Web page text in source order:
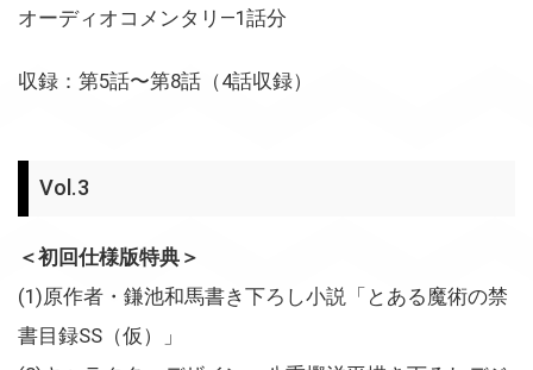
オーディオコメンタリ—1話分
収録：第5話〜第8話（4話収録）
Vol.3
＜初回仕様版特典＞
(1)原作者・鎌池和馬書き下ろし小説「とある魔術の禁
書目録SS（仮）」